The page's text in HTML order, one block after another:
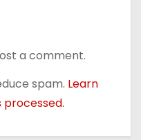
a comment.
spam. Learn